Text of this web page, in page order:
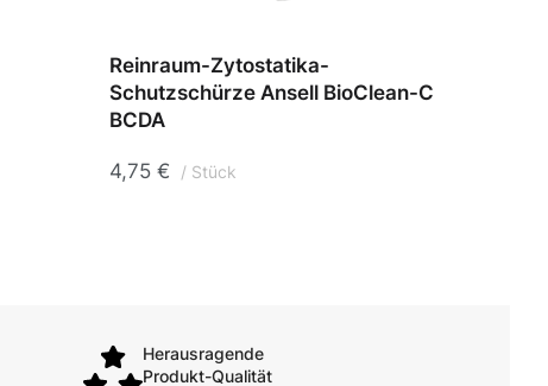
Reinraum-Zytostatika-
Schutzschürze Ansell BioClean-C
BCDA
4,75 € Stück
Herausragende
Produkt-Qualität